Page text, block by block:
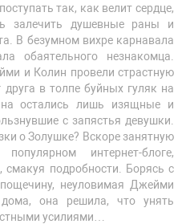
так, как велит сердце,
залечить душевные раны и
В безумном вихре карнавала
обаятельного незнакомца.
и Колин провели страстную
в толпе буйных гуляк на
остались лишь изящные и
с запястья девушки.
о Золушке? Вскоре занятную
интернет-блоге,
подробности. Борясь с
неуловимая Джейми
она решила, что унять
усилиями…